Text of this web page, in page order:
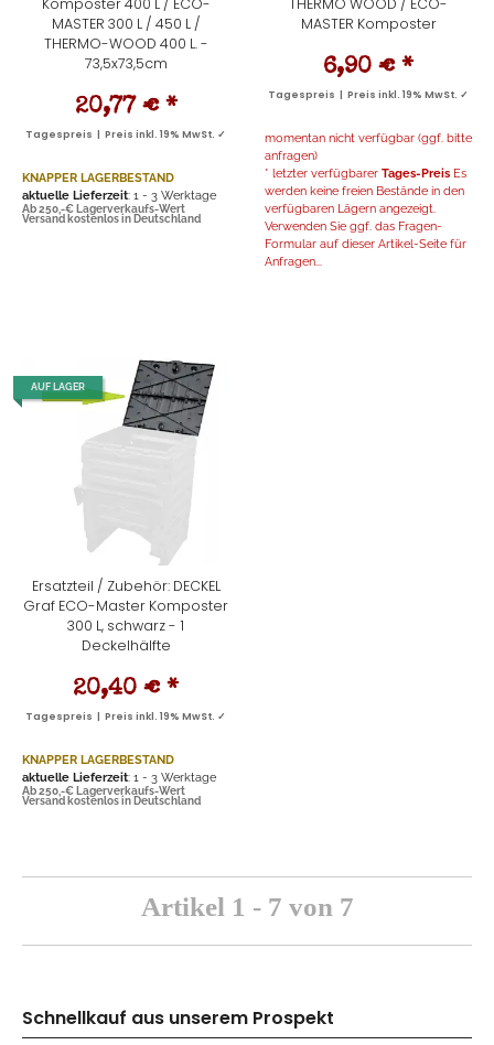
Komposter 400 L / ECO-
MASTER 300 L / 450 L /
THERMO-WOOD 400 L. -
73,5x73,5cm
20,77 € *
Tagespreis | Preis inkl. 19% MwSt. ✓
KNAPPER LAGERBESTAND
aktuelle Lieferzeit: 1 - 3 Werktage
Ab 250,-€ Lagerverkaufs-Wert
Versand kostenlos in Deutschland
THERMO WOOD / ECO-
MASTER Komposter
6,90 € *
Tagespreis | Preis inkl. 19% MwSt. ✓
momentan nicht verfügbar (ggf. bitte
anfragen)
* letzter verfügbarer Tages-Preis Es
werden keine freien Bestände in den
verfügbaren Lägern angezeigt.
Verwenden Sie ggf. das Fragen-
Formular auf dieser Artikel-Seite für
Anfragen...
AUF LAGER
Ersatzteil / Zubehör: DECKEL
Graf ECO-Master Komposter
300 L, schwarz - 1
Deckelhälfte
20,40 € *
Tagespreis | Preis inkl. 19% MwSt. ✓
KNAPPER LAGERBESTAND
aktuelle Lieferzeit: 1 - 3 Werktage
Ab 250,-€ Lagerverkaufs-Wert
Versand kostenlos in Deutschland
Artikel 1 - 7 von 7
Schnellkauf aus unserem Prospekt